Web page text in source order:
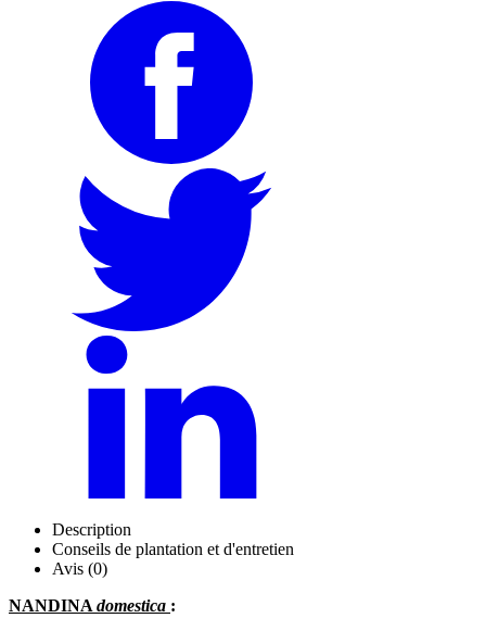
Description
Conseils de plantation et d'entretien
Avis (0)
NANDINA domestica :